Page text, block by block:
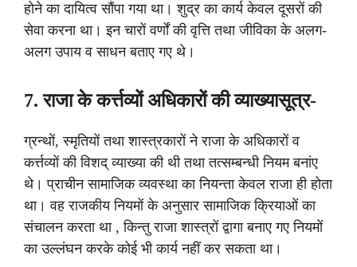
होने का दायित्व सौंपा गया था। शुद्र का कार्य केवल दूसरों की
सेवा करना था। इन चारों वर्णों की वृत्ति तथा जीविका के अलग-
अलग उपाय व साधन बताए गए थे।
7. राजा के कर्त्तव्यों अधिकारों की व्याख्यासूत्र-
ग्रन्थों, स्मृतियों तथा शास्त्रकारों ने राजा के अधिकारों व
कर्त्तव्यों की विशद्‌ व्याख्या की थी तथा तत्सम्बन्धी नियम बनांए
थे। प्राचीन सामाजिक व्यवस्था का नियन्ता केवल राजा ही होता
था। वह राजकीय नियमों के अनुसार सामाजिक क्रियाओं का
संचालन करता था , किन्तु राजा शास्त्रों द्वागा बनाए गए नियमों
का उल्लंघन करके कोई भी कार्य नहीं कर सकता था।